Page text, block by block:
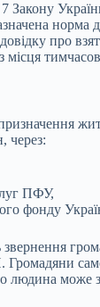
7 Закону
норма
про
через:
ПФУ,
фонду
може